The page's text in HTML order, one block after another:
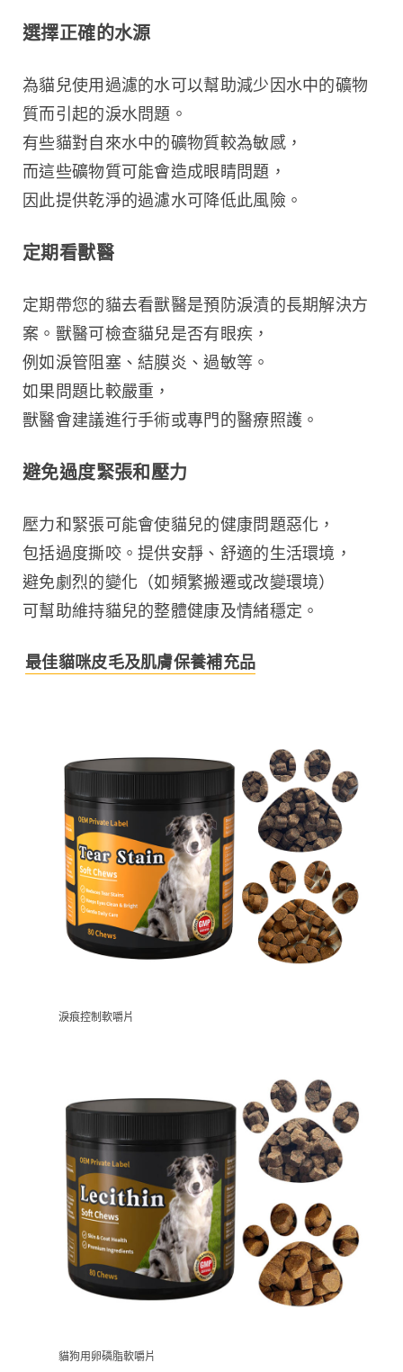
選擇正確的水源
為貓兒使用過濾的水可以幫助減少因水中的礦物
質而引起的淚水問題。
有些貓對自來水中的礦物質較為敏感，
而這些礦物質可能會造成眼睛問題，
因此提供乾淨的過濾水可降低此風險。
定期看獸醫
定期帶您的貓去看獸醫是預防淚漬的長期解決方
案。獸醫可檢查貓兒是否有眼疾，
例如淚管阻塞、結膜炎、過敏等。
如果問題比較嚴重，
獸醫會建議進行手術或專門的醫療照護。
避免過度緊張和壓力
壓力和緊張可能會使貓兒的健康問題惡化，
包括過度撕咬。提供安靜、舒適的生活環境，
避免劇烈的變化（如頻繁搬遷或改變環境）
可幫助維持貓兒的整體健康及情緒穩定。
最佳貓咪皮毛及肌膚保養補充品
淚痕控制軟嚼片
貓狗用卵磷脂軟嚼片